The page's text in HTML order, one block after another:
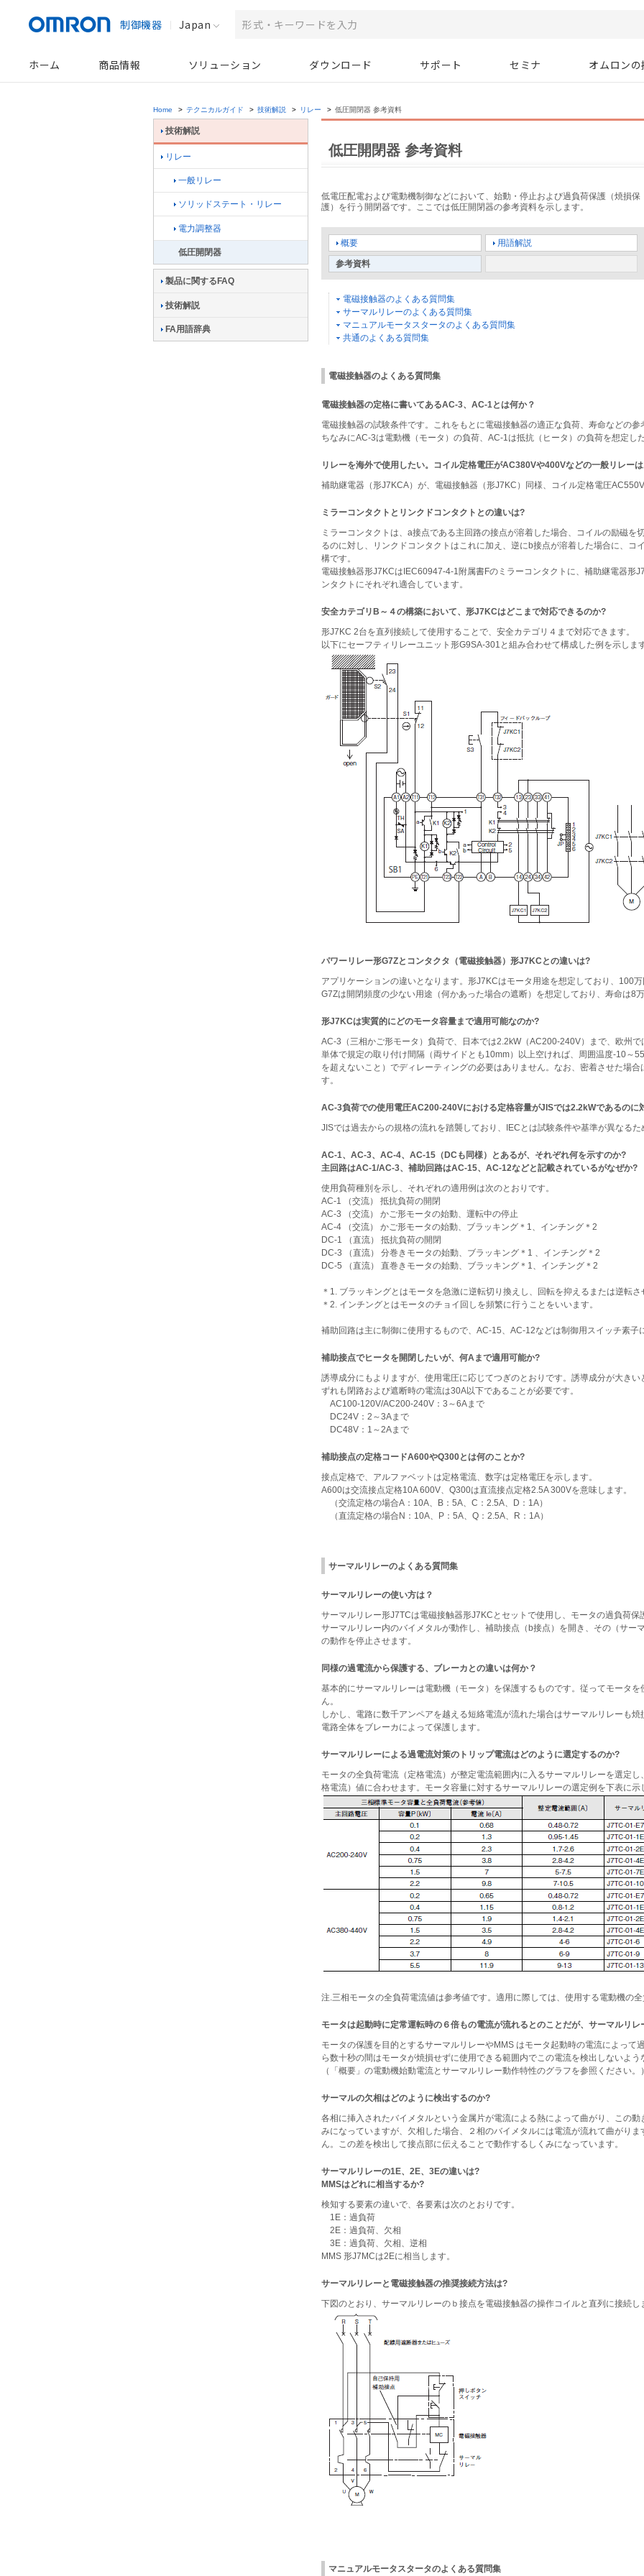
制御機器 Japan
ホーム 商品情報 ソリューション ダウンロード サポート セミナ オムロン
Home > テクニカルガイド > 技術解説 > リレー > 低圧開閉器 参考資料
技術解説
リレー
一般リレー
ソリッドステート・リレー
電力調整器
低圧開閉器
製品に関するFAQ
技術解説
FA用語辞典
低圧開閉器 参考資料
低電圧配電および電動機制御などにおいて、始動・停止および過負荷保護（焼損保
護）を行う開閉器です。ここでは低圧開閉器の参考資料を示します。
概要 用語解説
参考資料
電磁接触器のよくある質問集
サーマルリレーのよくある質問集
マニュアルモータスタータのよくある質問集
共通のよくある質問集
電磁接触器のよくある質問集
電磁接触器の定格に書いてあるAC-3、AC-1とは何か？
電磁接触器の試験条件です。これをもとに電磁接触器の適正な負荷、寿命などの参
ちなみにAC-3は電動機（モータ）の負荷、AC-1は抵抗（ヒータ）の負荷を想定し
リレーを海外で使用したい。コイル定格電圧がAC380Vや400Vなどの一般リレー
補助継電器（形J7KCA）が、電磁接触器（形J7KC）同様、コイル定格電圧
ミラーコンタクトとリンクドコンタクトとの違いは?
ミラーコンタクトは、a接点である主回路の接点が溶着した場合、コイルの励磁を
るのに対し、リンクドコンタクトはこれに加え、逆にb接点が溶着した場合に、コ
構です。
電磁接触器形J7KCはIEC60947-4-1附属書Fのミラーコンタクトに、補助継電器形
ンタクトにそれぞれ適合しています。
安全カテゴリB～４の構築において、形J7KCはどこまで対応できるのか?
形J7KC 2台を直列接続して使用することで、安全カテゴリ４まで対応できます。
以下にセーフティリレーユニット形G9SA-301と組み合わせて構成した例を示しま
パワーリレー形G7Zとコンタクタ（電磁接触器）形J7KCとの違いは?
アプリケーションの違いとなります。形J7KCはモータ用途を想定しており、100
G7Zは開閉頻度の少ない用途（何かあった場合の遮断）を想定しており、寿命は8
形J7KCは実質的にどのモータ容量まで適用可能なのか?
AC-3（三相かご形モータ）負荷で、日本では2.2kW（AC200-240V）まで、欧州
単体で規定の取り付け間隔（両サイドとも10mm）以上空ければ、周囲温度-10
を超えないこと）でディレーティングの必要はありません。なお、密着させた場
す。
AC-3負荷での使用電圧AC200-240Vにおける定格容量がJISでは2.2kWであるのに
JISでは過去からの規格の流れを踏襲しており、IECとは試験条件や基準が異なるた
AC-1、AC-3、AC-4、AC-15（DCも同様）とあるが、それぞれ何を示すのか?
主回路はAC-1/AC-3、補助回路はAC-15、AC-12などと記載されているがなぜか?
使用負荷種別を示し、それぞれの適用例は次のとおりです。
AC-1 （交流） 抵抗負荷の開閉
AC-3 （交流） かご形モータの始動、運転中の停止
AC-4 （交流） かご形モータの始動、ブラッキング＊1、インチング＊2
DC-1 （直流） 抵抗負荷の開閉
DC-3 （直流） 分巻きモータの始動、ブラッキング＊1 、インチング＊2
DC-5 （直流） 直巻きモータの始動、ブラッキング＊1、インチング＊2
＊1. ブラッキングとはモータを急激に逆転切り換えし、回転を抑えるまたは逆転
＊2. インチングとはモータのチョイ回しを頻繁に行うことをいいます。
補助回路は主に制御に使用するもので、AC-15、AC-12などは制御用スイッチ素子
補助接点でヒータを開閉したいが、何Aまで適用可能か?
誘導成分にもよりますが、使用電圧に応じてつぎのとおりです。誘導成分が大き
ずれも閉路および遮断時の電流は30A以下であることが必要です。
AC100-120V/AC200-240V：3～6Aまで
DC24V：2～3Aまで
DC48V：1～2Aまで
補助接点の定格コードA600やQ300とは何のことか?
接点定格で、アルファベットは定格電流、数字は定格電圧を示します。
A600は交流接点定格10A 600V、Q300は直流接点定格2.5A 300Vを意味します。
（交流定格の場合A：10A、B：5A、C：2.5A、D：1A）
（直流定格の場合N：10A、P：5A、Q：2.5A、R：1A）
サーマルリレーのよくある質問集
サーマルリレーの使い方は？
サーマルリレー形J7TCは電磁接触器形J7KCとセットで使用し、モータの過負荷
サーマルリレー内のバイメタルが動作し、補助接点（b接点）を開き、その（サー
の動作を停止させます。
同様の過電流から保護する、ブレーカとの違いは何か？
基本的にサーマルリレーは電動機（モータ）を保護するものです。従ってモータ
ん。
しかし、電路に数千アンペアを越える短絡電流が流れた場合はサーマルリレーも
電路全体をブレーカによって保護します。
サーマルリレーによる過電流対策のトリップ電流はどのように選定するのか?
モータの全負荷電流（定格電流）が整定電流範囲内に入るサーマルリレーを選定
格電流）値に合わせます。モータ容量に対するサーマルリレーの選定例を下表に示
注.三相モータの全負荷電流値は参考値です。適用に際しては、使用する電動機の
モータは起動時に定常運転時の６倍もの電流が流れるとのことだが、サーマルリ
モータの保護を目的とするサーマルリレーやMMS はモータ起動時の電流によって
ら数十秒の間はモータが焼損せずに使用できる範囲内でこの電流を検出しないよ
（「概要」の電動機始動電流とサーマルリレー動作特性のグラフを参照ください。
サーマルの欠相はどのように検出するのか?
各相に挿入されたバイメタルという金属片が電流による熱によって曲がり、この
みになっていますが、欠相した場合、２相のバイメタルには電流が流れて曲がり
ん。この差を検出して接点部に伝えることで動作するしくみになっています。
サーマルリレーの1E、2E、3Eの違いは?
MMSはどれに相当するか?
検知する要素の違いで、各要素は次のとおりです。
1E：過負荷
2E：過負荷、欠相
3E：過負荷、欠相、逆相
MMS 形J7MCは2Eに相当します。
サーマルリレーと電磁接触器の推奨接続方法は?
下図のとおり、サーマルリレーのｂ接点を電磁接触器の操作コイルと直列に接続し
マニュアルモータスタータのよくある質問集